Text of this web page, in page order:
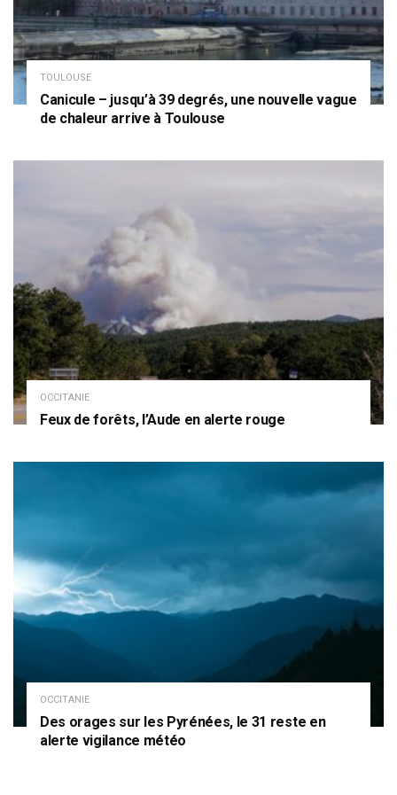
TOULOUSE
Canicule – jusqu’à 39 degrés, une nouvelle vague
de chaleur arrive à Toulouse
OCCITANIE
Feux de forêts, l’Aude en alerte rouge
OCCITANIE
Des orages sur les Pyrénées, le 31 reste en
alerte vigilance météo